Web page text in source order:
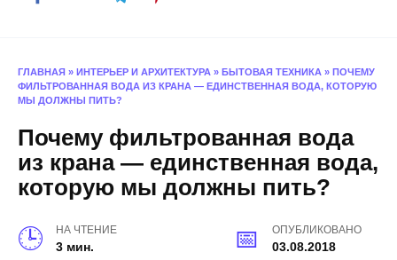
ГЛАВНАЯ » ИНТЕРЬЕР И АРХИТЕКТУРА » БЫТОВАЯ ТЕХНИКА » ПОЧЕМУ
ФИЛЬТРОВАННАЯ ВОДА ИЗ КРАНА — ЕДИНСТВЕННАЯ ВОДА, КОТОРУЮ
МЫ ДОЛЖНЫ ПИТЬ?
Почему фильтрованная вода
из крана — единственная вода,
которую мы должны пить?
НА ЧТЕНИЕ
3 мин.
ОПУБЛИКОВАНО
03.08.2018